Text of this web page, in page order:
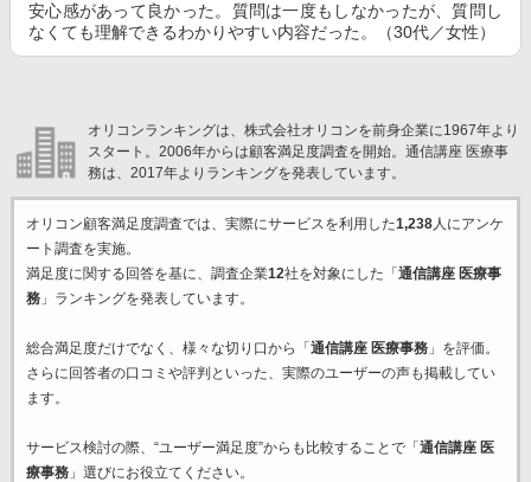
安心感があって良かった。質問は一度もしなかったが、質問し
なくても理解できるわかりやすい内容だった。（30代／女性）
オリコンランキングは、株式会社オリコンを前身企業に1967年より
スタート。2006年からは顧客満足度調査を開始。通信講座 医療事
務は、2017年よりランキングを発表しています。
オリコン顧客満足度調査では、実際にサービスを利用した1,238人にアンケ
ート調査を実施。
満足度に関する回答を基に、調査企業12社を対象にした「 通信講座 医療事
務」ランキングを発表しています。
総合満足度だけでなく、様々な切り口から「 通信講座 医療事務」を評価。
さらに回答者の口コミや評判といった、実際のユーザーの声も掲載してい
ます。
サービス検討の際、“ユーザー満足度”からも比較することで「 通信講座 医
療事務」選びにお役立てください。